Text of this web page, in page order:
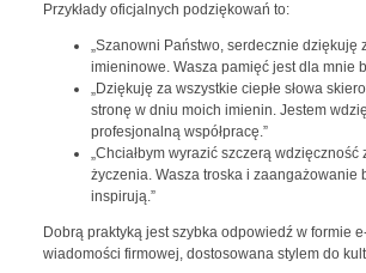
Przykłady oficjalnych podziękowań to:
„Szanowni Państwo, serdecznie dziękuję
imieninowe. Wasza pamięć jest dla mnie
„Dziękuję za wszystkie ciepłe słowa
stronę w dniu moich imienin. Jestem
profesjonalną współpracę.”
„Chciałbym wyrazić szczerą wdzięczność
życzenia. Wasza troska i zaangażowanie
inspirują.”
Dobrą praktyką jest szybka odpowiedź w formie
wiadomości firmowej, dostosowana stylem do